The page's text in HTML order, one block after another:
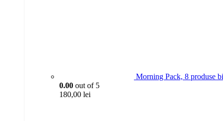
Morning Pack, 8 produse
0.00 out of 5
180,00 lei